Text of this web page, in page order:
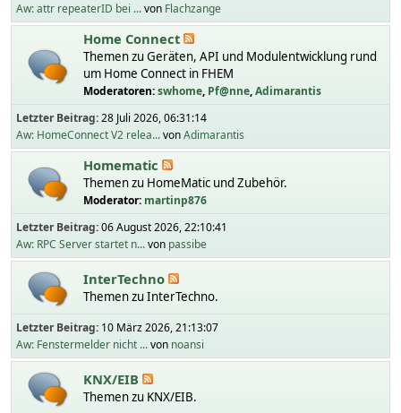
Aw: attr repeaterID bei ...von Flachzange
Home Connect
Themen zu Geräten, API und Modulentwicklung rund
um Home Connect in FHEM
Moderatoren:swhome, Pf@nne,Adimarantis
Letzter Beitrag:28 Juli 2026, 06:31:14
Aw: HomeConnect V2 relea...vonAdimarantis
Homematic
Themen zu HomeMatic und Zubehör.
Moderator: martinp876
Letzter Beitrag:06 August 2026, 22:10:41
Aw: RPC Server startet n...von passibe
InterTechno
Themen zu InterTechno.
Letzter Beitrag: 10 März 2026, 21:13:07
Aw: Fenstermelder nicht ...von noansi
KNX/EIB
Themen zu KNX/EIB.